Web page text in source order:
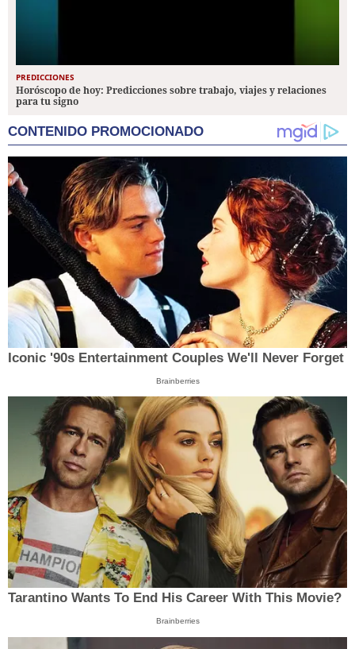
PREDICCIONES
Horóscopo de hoy: Predicciones sobre trabajo, viajes y relaciones
para tu signo
CONTENIDO PROMOCIONADO
Iconic '90s Entertainment Couples We'll Never Forget
Brainberries
Tarantino Wants To End His Career With This Movie?
Brainberries